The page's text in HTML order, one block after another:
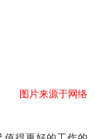
图片来源于网络